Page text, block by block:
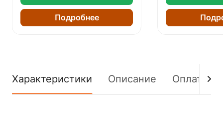
Подробнее
Характеристики Описание Оплата